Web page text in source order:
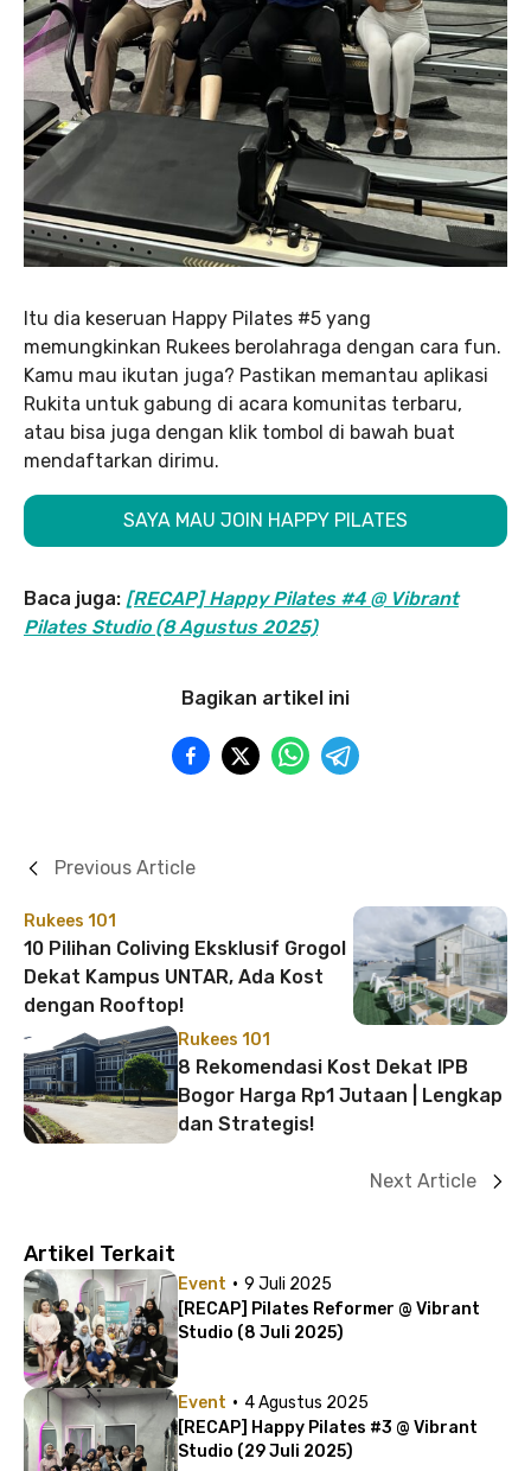
Itu dia keseruan Happy Pilates #5 yang
memungkinkan Rukees berolahraga dengan cara fun.
Kamu mau ikutan juga? Pastikan memantau aplikasi
Rukita untuk gabung di acara komunitas terbaru,
atau bisa juga dengan klik tombol di bawah buat
mendaftarkan dirimu.
SAYA MAU JOIN HAPPY PILATES
Baca juga: [RECAP] Happy Pilates #4 @ Vibrant
Pilates Studio (8 Agustus 2025)
Bagikan artikel ini
Rukees 101
10 Pilihan Coliving Eksklusif Grogol
Dekat Kampus UNTAR, Ada Kost
dengan Rooftop!
Previous Article
Rukees 101
8 Rekomendasi Kost Dekat IPB
Bogor Harga Rp1 Jutaan | Lengkap
dan Strategis!
Next Article
Artikel Terkait
Event · 9 Juli 2025
[RECAP] Pilates Reformer @ Vibrant
Studio (8 Juli 2025)
Event · 4 Agustus 2025
[RECAP] Happy Pilates #3 @ Vibrant
Studio (29 Juli 2025)